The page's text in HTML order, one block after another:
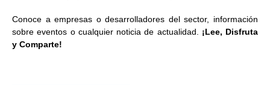
Conoce a empresas o desarrolladores del sector, información
sobre eventos o cualquier noticia de actualidad. ¡Lee, Disfruta
y Comparte!